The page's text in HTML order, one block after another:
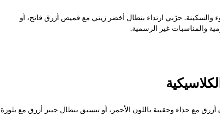
والسكينة. جرّبي ارتداء بنطال أخضر زيتي مع قميص أزرق فاتح، أو
والمناسبات غير الرسمية.
مع حذاء وحقيبة باللون الأحمر، أو تنسيق بنطال جينز أزرق مع بلوزة